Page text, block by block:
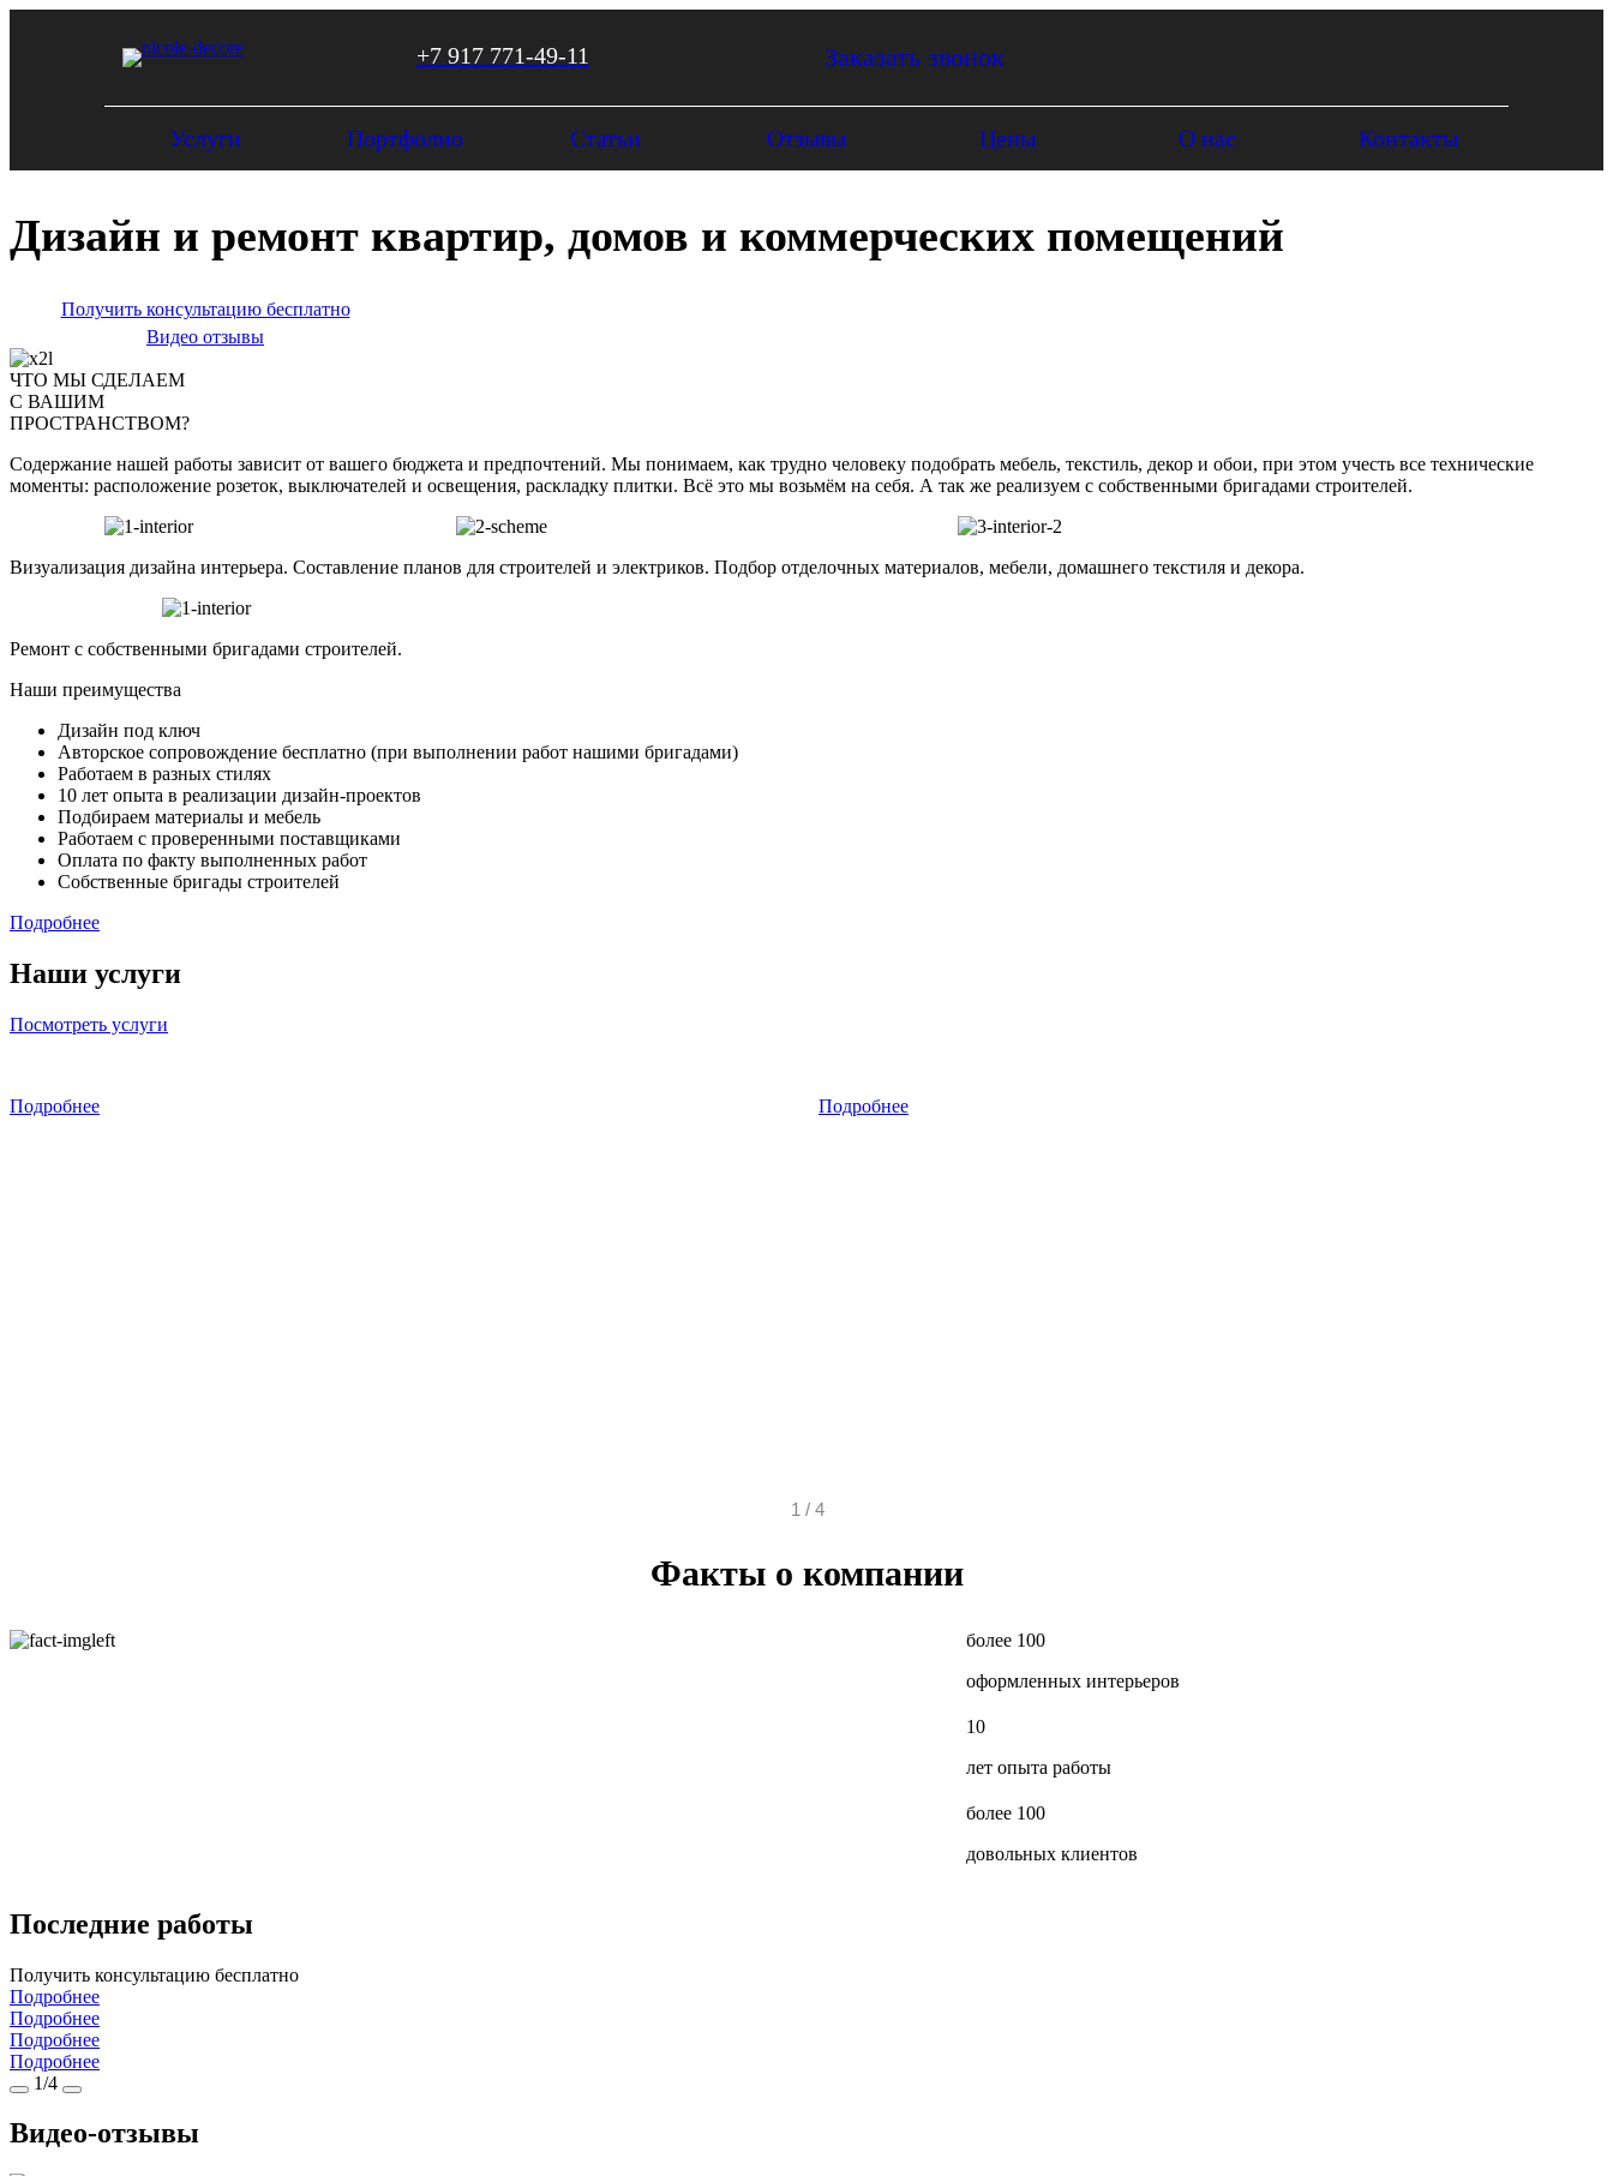
+7 917 771-49-11 Заказать звонок
Услуги Портфолио Статьи Отзывы Цены О нас Контакты
Дизайн и ремонт квартир, домов и коммерческих помещений
Получить консультацию бесплатно
Видео отзывы
ЧТО МЫ СДЕЛАЕМ
С ВАШИМ
ПРОСТРАНСТВОМ?
Содержание нашей работы зависит от вашего бюджета и предпочтений. Мы понимаем, как трудно человеку подобрать мебель, текстиль, декор и обои, при этом учесть все технические
моменты: расположение розеток, выключателей и освещения, раскладку плитки. Всё это мы возьмём на себя. А так же реализуем с собственными бригадами строителей.
Визуализация дизайна интерьера. Составление планов для строителей и электриков. Подбор отделочных материалов, мебели, домашнего текстиля и декора.
Ремонт с собственными бригадами строителей.
Наши преимущества
Дизайн под ключ
Авторское сопровождение бесплатно (при выполнении работ нашими бригадами)
Работаем в разных стилях
10 лет опыта в реализации дизайн-проектов
Подбираем материалы и мебель
Работаем с проверенными поставщиками
Оплата по факту выполненных работ
Собственные бригады строителей
Подробнее
Наши услуги
Посмотреть услуги
Подробнее
Подробнее
1 / 4
Факты о компании
более 100
оформленных интерьеров
10
лет опыта работы
более 100
довольных клиентов
Последние работы
Получить консультацию бесплатно
Подробнее
Подробнее
Подробнее
Подробнее
1/4
Видео-отзывы